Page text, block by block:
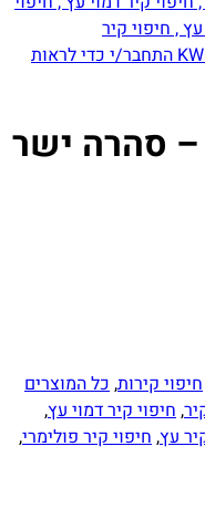
התחבר/י כדי לראות
– סהרה ישר
חיפוי קירות,כל המוצרים
,חיפוי קיר דמוי עץ,
עץ,חיפוי קיר פולימרי,